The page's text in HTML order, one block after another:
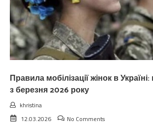
Правила мобілізації жінок в
з березня 2026 року
khristina
12.03.2026
No Comments